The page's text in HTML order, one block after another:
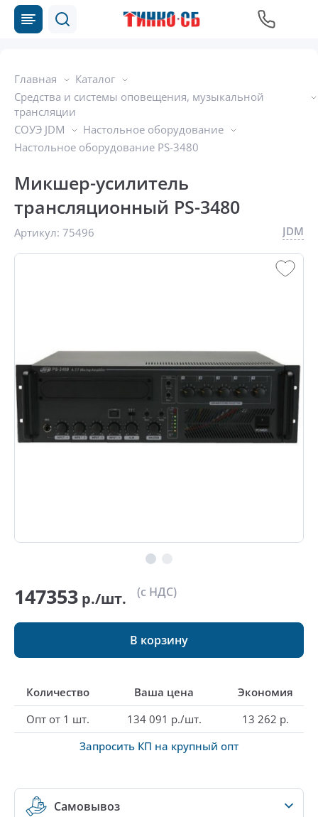
Главная
Каталог
Средства и системы оповещения, музыкальной
трансляции
СОУЭ JDM
Настольное оборудование
Настольное оборудование PS-3480
Микшер-усилитель
трансляционный PS-3480
Артикул: 75496 JDM
147353 р./шт. (с НДС)
В корзину
Количество Ваша цена
Экономия
Опт от 1 шт.
134 091 р./шт.
13 262 р.
Запросить КП на крупный опт
Самовывоз